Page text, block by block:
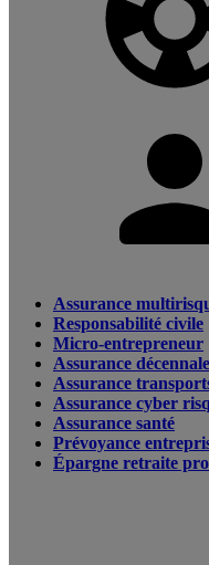
Assurance
Responsabilité civile
Micro-entrepreneur
Assurance décennale
Assurance
Assurance cyber
Assurance santé
Prévoyance
Épargne retraite